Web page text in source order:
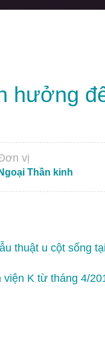
hưởng
vị
Ngoại Thần kinh
thuật u cột sống
K từ tháng 4/